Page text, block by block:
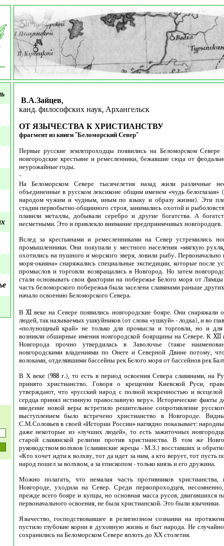
В.А.Зайцев,
канд. философских наук, Архангельск
ОТ ЯЗЫЧЕСТВА К ХРИСТИАНСТВУ
фрагмент из книги "Беломорский Север"
Первые русские землепроходцы появились на Беломорском
новгородские крестьяне и ремесленники, бежавшие сюда от
неурожайные годы.
-
На Беломорском Севере тысячелетия назад жили различные
объединенные в русском лексиконе общим именем «чудь белоглазая»
народом чужим и чудным, иным по языку и образу жизни). Эти
стадии первобытно-общинного строя, занимались охотой и
плавили металлы, добывали серебро и другие богатства. А
несметными. Это и привлекло внимание предприимчивых новгородцев.
Вслед за кресгьянами и ремесленниками на Север устремились
промышленники. Они покупали у местного населения «мягкую
охотились на пушного и морского зверя, ловили рыбу. Первоначально
моря-окияна» снаряжались специальные экспедиции, которые после
промыслов и торговли возвращались в Новгород. Но затем
стали основывать свои фактории на побережье Белого моря от
часть беломорского побережья была заселена славянами раньше
начало освоению Беломорского Севера.
В XI веке на Севере появились новгородские бояре. Они снаряжали
людей, так называемых ушкуйников (от слова «ушкуй» - лодка), и во
«полунощный край» не только для промысла и торговли, но и для
возникли обширные имения новгородской боярщины на Севере. К XII
Новгорода прочно утвердилась в Заволочье (такое
новгородскими владениями по Онеге и Северной Двине потому,
волоками, отделявшими бассейны рек Белого моря от бассейнов рек
В Х веке (988 г.), то есть в период освоения Севера славянами, на
принято христианство. Говоря о крещении Киевской Руси,
утверждают, что «русский народ с полной искренностью и
сердца принял истинную православную веру». Исторические факты
введение новой веры встретило решительное сопротивление
выступлением было встречено христианство в Новгороде.
С.М.Соловьев в своей «Истории России» наглядно показывает:
даже некоторые из «лучших людей», то есть зажиточных
старой славянской религии против христианства. В том же
руководством волхвов (славянские жрецы - М.З.) восставших и
«Кто хочет идти к волхву, тот да идет за ним, а кто верует, тот пусть
народ пошел за волхвом, а за епископом - только князь и его дружина.
Можно полагать, что немалая часть противников христианства,
Новгороде, уходила на Север. Среди первопроходцев,
прежде всего бояре и купцы, но основная масса русов, двигавшихся
первоначального освоения, не была христианской. Это были язычники.
Язычество, господствовавшее в религиозном сознании на
пустило глубокие корни в духовную жизнь и быт народа. Не
сохранились на Беломорском Севере вплоть до ХХ столетия.